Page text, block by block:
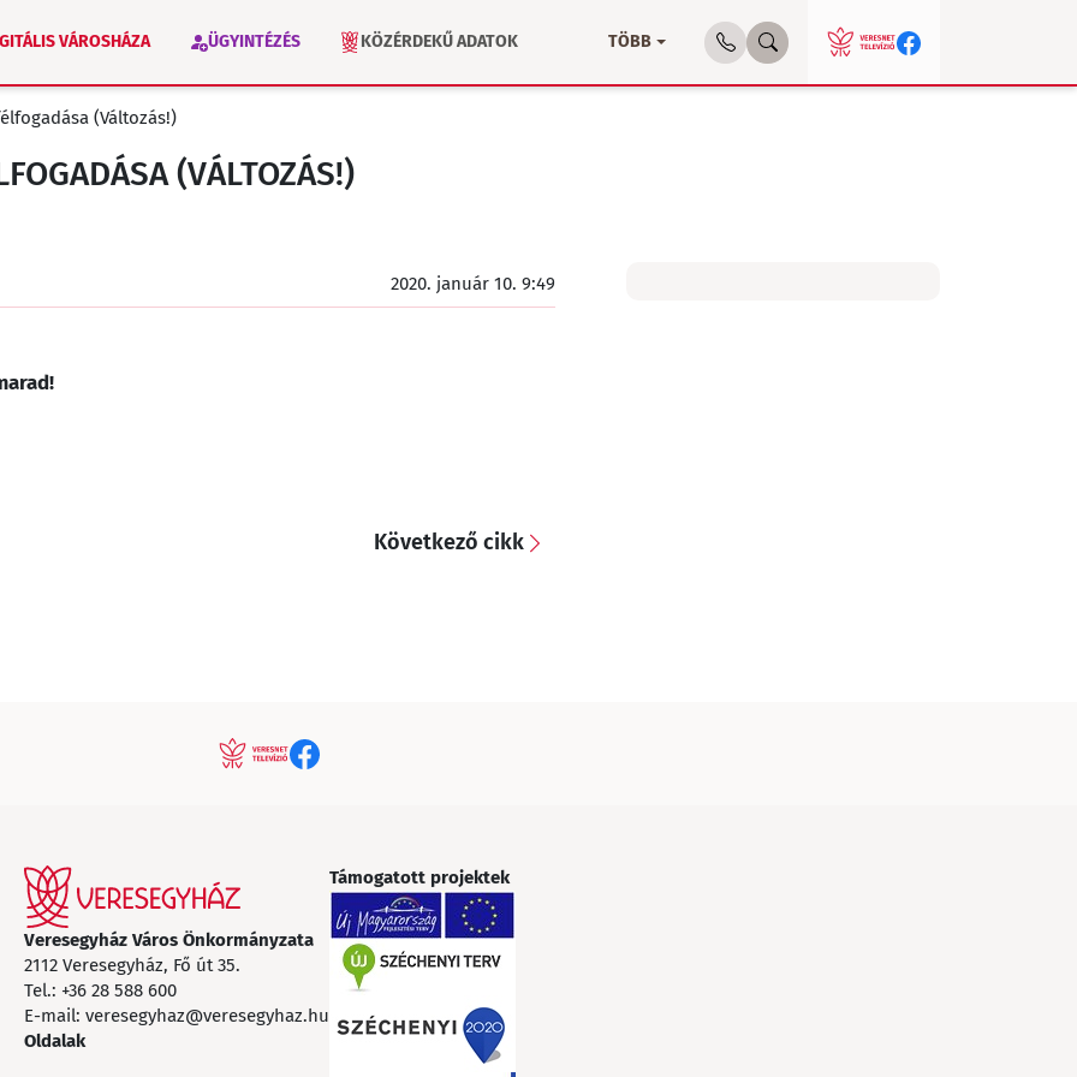
VÁROSHÁZA ÜGYINTÉZÉS KÖZÉRDEKŰ ADATOK
VÁLASZTÁS 2026
TÖBB
(Változás!)
(VÁLTOZÁS!)
2020. január 10. 9:49
Következő cikk
Veresegyház Város Önkormányzata
2112 Veresegyház, Fő út 35.
Tel.: +36 28 588 600
E-mail: veresegyhaz@veresegyhaz.hu
Oldalak
Támogatott projektek